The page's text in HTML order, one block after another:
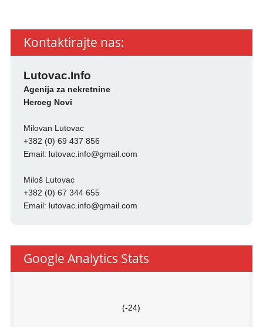
Kontaktirajte nas:
Lutovac.Info
Agenija za nekretnine
Herceg Novi
Milovan Lutovac
+382 (0) 69 437 856
Email: lutovac.info@gmail.com
Miloš Lutovac
+382 (0) 67 344 655
Email: lutovac.info@gmail.com
Google Analytics Stats
(-24)